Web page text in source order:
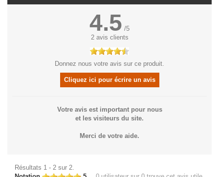
4.5 /5
2avis clients
Donnez nous votre avis sur ce produit.
Cliquez ici pour écrire un avis
Votre avis est important pour nous
et les visiteurs du site.
Merci de votre aide.
Résultats 1 - 2 sur 2.